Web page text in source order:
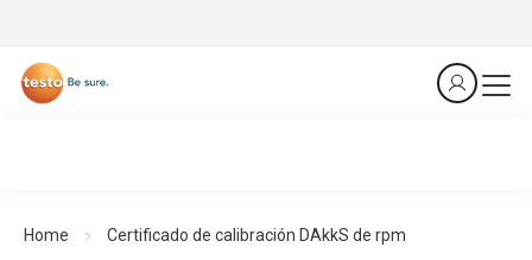
Home Certificado de calibración DAkkS de rpm